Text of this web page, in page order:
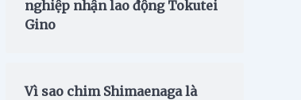
nghiệp nhận lao động Tokutei
Gino
Vì sao chim Shimaenaga là